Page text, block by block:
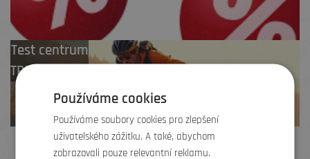
Test centrum
TREK zdarma
Používáme cookies
Používáme soubory cookies pro zlepšení
uživatelského zážitku. A také, abychom
zobrazovali pouze relevantní reklamu.